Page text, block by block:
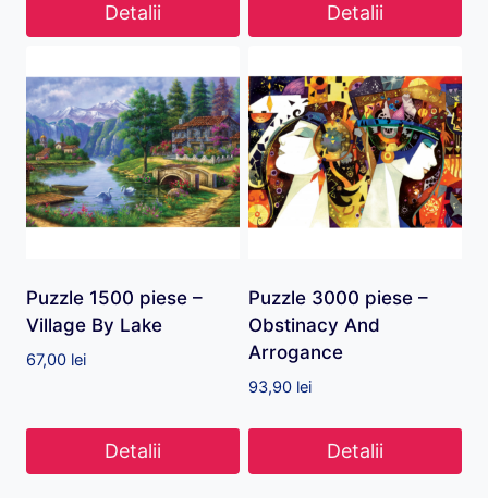
Detalii Detalii
Puzzle 1500 piese –
Village By Lake
67,00 lei
Detalii
Puzzle 3000 piese –
Obstinacy And
Arrogance
93,90 lei
Detalii